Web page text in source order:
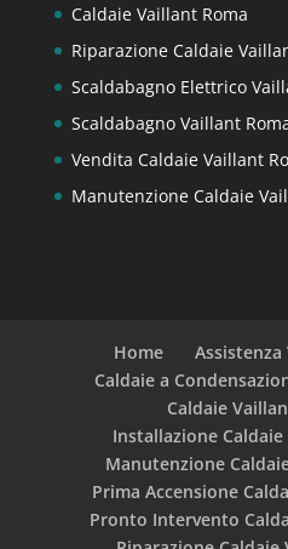
Caldaie Vaillant Roma
Riparazione Caldaie
Scaldabagno Elettrico
Scaldabagno Vaillant
Vendita Caldaie Vaillant
Manutenzione Caldaie
Home
Caldaie a
Caldaie
Installazione
Manutenzione
Prima Accensione
Pronto Intervento